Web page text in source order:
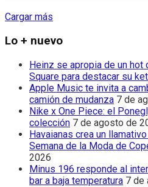
Cargar más
Lo + nuevo
Heinz se apropia de un hot
Square para destacar su
Apple Music te invita a
camión de mudanza 7 de
Nike x One Piece: el
colección 7 de agosto de
Havaianas crea un
Semana de la Moda de
2026
Minus 196 responde al
bar a baja temperatura 7 de